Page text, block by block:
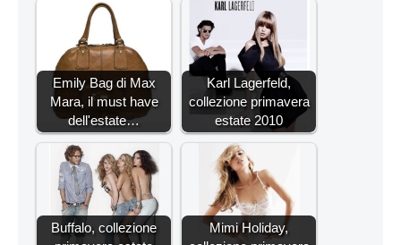
Emily Bag di Max
Mara, il must have
dell'estate…
Karl Lagerfeld,
collezione primavera
estate 2010
Buffalo, collezione
Mimi Holiday,